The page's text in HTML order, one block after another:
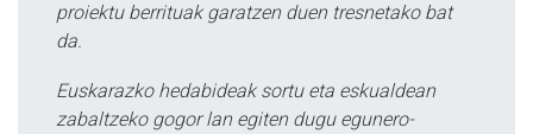
proiektu berrituak garatzen duen tresnetako bat
da.
Euskarazko hedabideak sortu eta eskualdean
zabaltzeko gogor lan egiten dugu egunero-